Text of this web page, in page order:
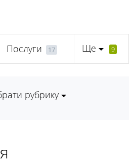
Послуги 17 Ще 9
рубрику